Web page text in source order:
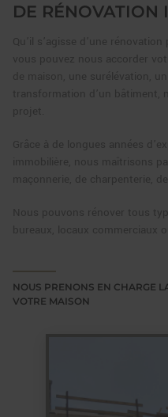
DE RÉNOVATION
NOUS PRENONS EN CHARGE
VOTRE MAISON